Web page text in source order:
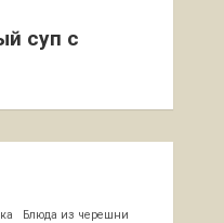
суп с
Блюда из черешни